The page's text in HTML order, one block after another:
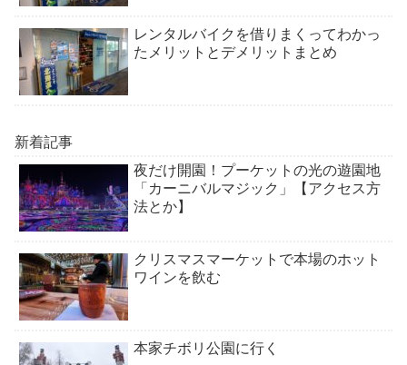
レンタルバイクを借りまくってわかっ
たメリットとデメリットまとめ
新着記事
夜だけ開園！プーケットの光の遊園地
「カーニバルマジック」【アクセス方
法とか】
クリスマスマーケットで本場のホット
ワインを飲む
本家チボリ公園に行く